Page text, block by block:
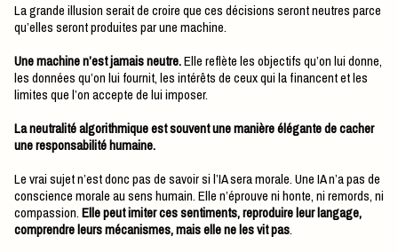
La grande illusion serait de croire que ces décisions seront neutres parce
qu’elles seront produites par une machine.
Une machine n’est jamais neutre.Elle reflète les objectifs qu’on lui donne,
les données qu’on lui fournit, les intérêts de ceux qui la financent et les
limites que l’on accepte de lui imposer.
La neutralité algorithmique est souvent une manière élégante de cacher
une responsabilité humaine.
Le vrai sujet n’est donc pas de savoir si l’IA sera morale. Une IA n’a pas de
conscience morale au sens humain. Elle n’éprouve ni honte, ni remords, ni
compassion.Elle peut imiter ces sentiments, reproduire leur langage,
comprendre leurs mécanismes, mais elle ne les vit pas.